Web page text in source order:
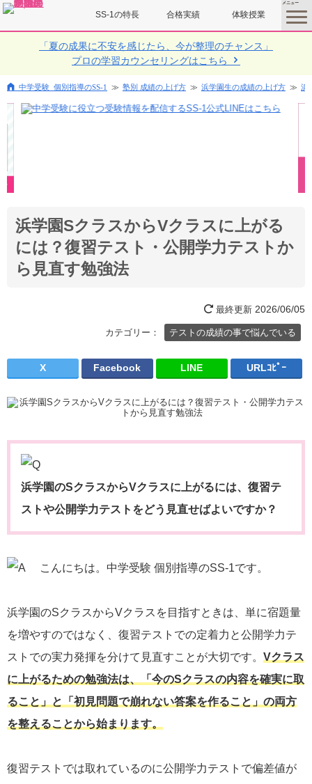
体験授業
合格実績
SS-1の特長
toggle
menu
「夏の成果に不安を感じたら、今が整理のチャンス」
プロの学習カウンセリングはこちら
中学受験 個別指導のSS-1 塾別 成績の上げ方 浜学園生の成績の上げ方 浜
浜学園SクラスからVクラスに上がる
には？復習テスト・公開学力テストか
ら見直す勉強法
最終更新 2026/06/05
カテゴリー： テストの成績の事で悩んでいる
X Facebook LINE URLｺﾋﾟｰ
浜学園のSクラスからVクラスに上がるには、復習テ
ストや公開学力テストをどう見直せばよいですか？
こんにちは。中学受験 個別指導のSS-1です。
浜学園のSクラスからVクラスを目指すときは、単に宿題量
を増やすのではなく、復習テストでの定着力と公開学力テ
ストでの実力発揮を分けて見直すことが大切です。 Vクラス
に上がるための勉強法は、「今のSクラスの内容を確実に取
ること」と「初見問題で崩れない答案を作ること」の両方
を整えることから始まります。
復習テストでは取れているのに公開学力テストで偏差値が